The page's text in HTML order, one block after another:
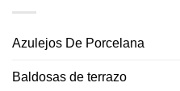
Azulejos De Porcelana
Baldosas de terrazo